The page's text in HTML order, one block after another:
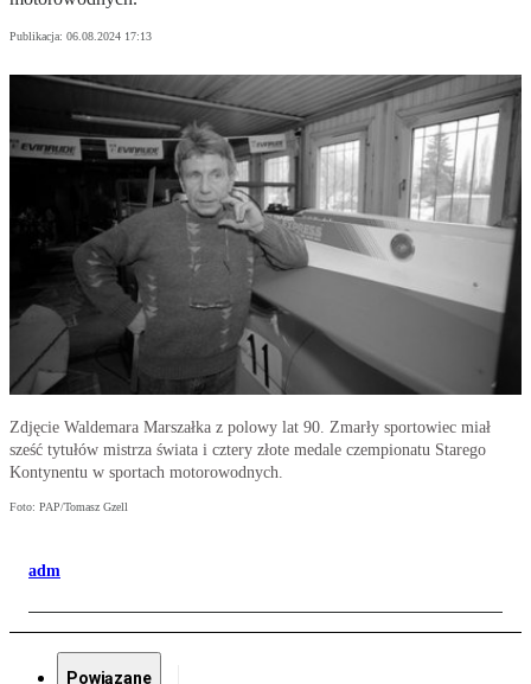
Publikacja: 06.08.2024 17:13
Zdjęcie Waldemara Marszałka z polowy lat 90. Zmarły sportowiec miał
sześć tytułów mistrza świata i cztery złote medale czempionatu Starego
Kontynentu w sportach motorowodnych.
Foto: PAP/Tomasz Gzell
adm
Powiązane